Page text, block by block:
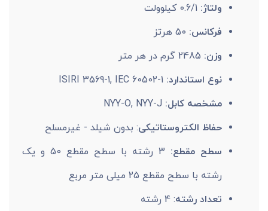
ولتاژ: 0.6/1 کیلوولت
فرکانس:
وزن:
نوع استاندارد:ISIRI 3569-1, IEC 60502-1
مشخصه کابل: NYY-O, NYY-J
حفاظ الکتروستاتیکی: بدون شیلد - غیرمسلح
سطح مقطع:
3 رشته با سطح مقطع 50 و یک
رشته با سطح مقطع 25 میلی متر مربع
تعداد رشته: 4 رشته